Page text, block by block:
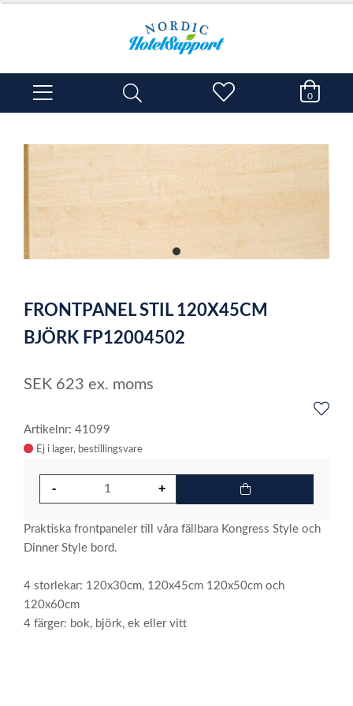
0
item
of
1
FRONTPANEL STIL 120X45CM
BJÖRK FP12004502
SEK 623 ex. moms
Artikelnr: 41099
Ej i lager
Praktiska frontpaneler till våra fällbara Kongress Style och
Dinner Style bord.
4 storlekar: 120x30cm, 120x45cm 120x50cm och
120x60cm
4 färger: bok, björk, ek eller vitt